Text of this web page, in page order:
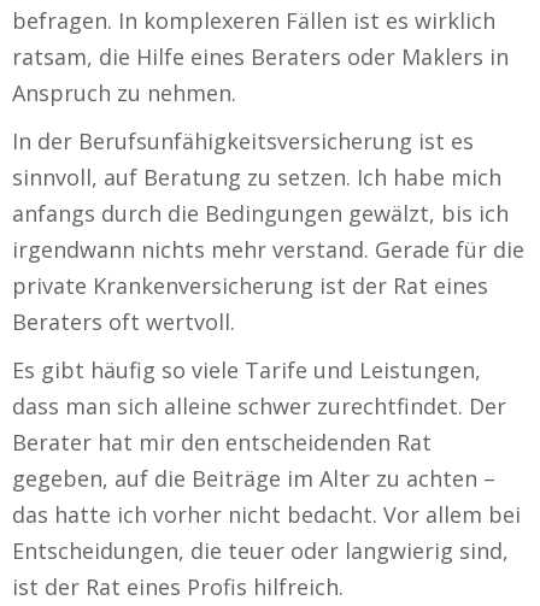
befragen. In komplexeren Fällen ist es wirklich
ratsam, die Hilfe eines Beraters oder Maklers in
Anspruch zu nehmen.
In der Berufsunfähigkeitsversicherung ist es
sinnvoll, auf Beratung zu setzen. Ich habe mich
anfangs durch die Bedingungen gewälzt, bis ich
irgendwann nichts mehr verstand. Gerade für die
private Krankenversicherung ist der Rat eines
Beraters oft wertvoll.
Es gibt häufig so viele Tarife und Leistungen,
dass man sich alleine schwer zurechtfindet. Der
Berater hat mir den entscheidenden Rat
gegeben, auf die Beiträge im Alter zu achten –
das hatte ich vorher nicht bedacht. Vor allem bei
Entscheidungen, die teuer oder langwierig sind,
ist der Rat eines Profis hilfreich.